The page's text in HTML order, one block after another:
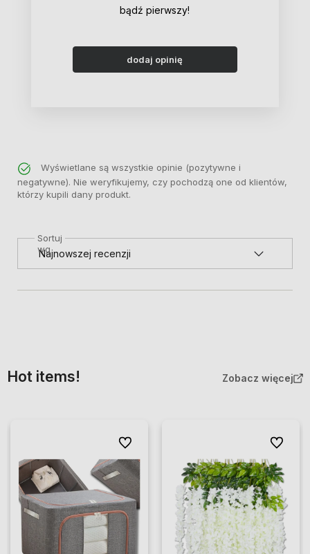
bądź pierwszy!
dodaj opinię
Wyświetlane są wszystkie opinie (pozytywne i
negatywne). Nie weryfikujemy, czy pochodzą one od klientów,
którzy kupili dany produkt.
Sortuj
wg
Hot items! Zobacz więcej
Do ulubionych Do